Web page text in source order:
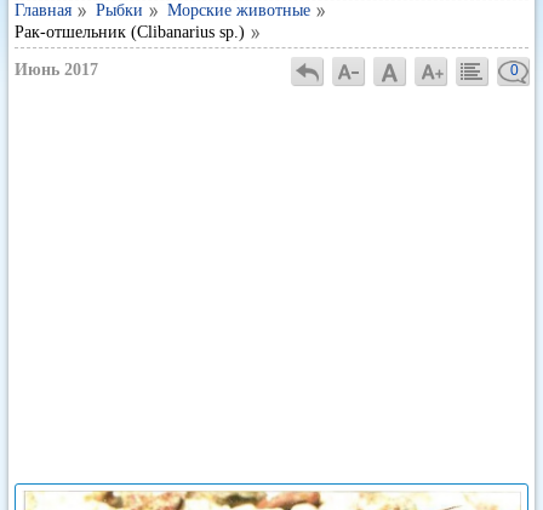
Главная Рыбки
Морские животные
Рак-отшельник (Clibanarius sp.)
Июнь 2017 0